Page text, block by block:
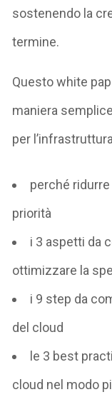
sostenendo la
termine.
Questo white
maniera
per
perché
priorità
i 3 aspetti da
ottimizzare la
i 9 step da
del cloud
le 3 best
cloud nel modo